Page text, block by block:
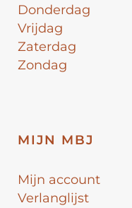
Donderdag
Vrijdag
Zaterdag
Zondag
MIJN MBJ
Mijn account
Verlanglijst